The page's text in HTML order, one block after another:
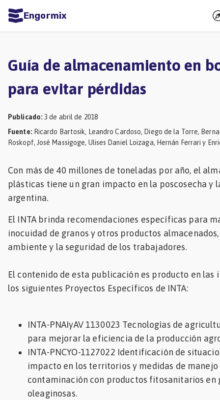
Engormix
Agricultura
Balanceados
Piensos
Avicultura
Lechería
Micotoxinas
Porcicultura
Mascotas
Guía de almacenamiento en
para evitar pérdidas
Publicado: 3 de abril de 2018
Fuente: Ricardo Bartosik, Leandro Cardoso, Diego de la Torre,
Roskopf, José Massigoge, Ulises Daniel Loizaga, Hernán Ferrari y
Con más de 40 millones de toneladas por año, el
plásticas tiene un gran impacto en la poscosecha y
argentina.
El INTA brinda recomendaciones específicas para
inocuidad de granos y otros productos
ambiente y la seguridad de los trabajadores.
El contenido de esta publicación es producto en las
los siguientes Proyectos Específicos de INTA:
INTA-PNAIyAV 1130023 Tecnologías de
para mejorar la eficiencia de la producción
INTA-PNCYO-1127022 Identificación de
impacto en los territorios y medidas de
contaminación con productos fitosanitarios en
oleaginosas.